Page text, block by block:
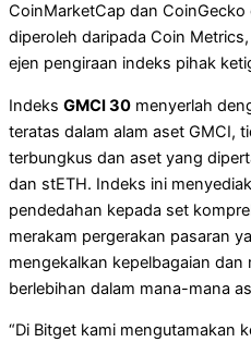
CoinMarketCap dan
diperoleh daripada Coin
ejen pengiraan indeks pihak
Indeks GMCI 30 menyerlah
teratas dalam alam aset GMCI,
terbungkus dan aset yang
dan stETH. Indeks ini
pendedahan kepada set
merakam pergerakan pasaran
mengekalkan kepelbagaian
berlebihan dalam mana-mana
“Di Bitget kami mengutamakan